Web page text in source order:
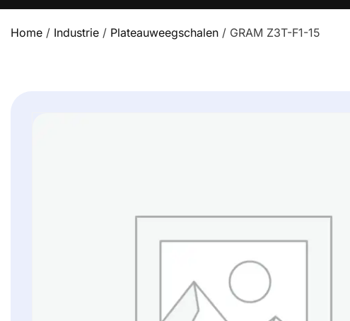
Home / Industrie / Plateauweegschalen / GRAM Z3T-F1-15